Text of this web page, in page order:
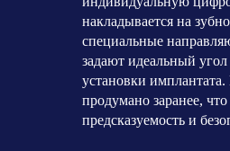
накладывается на
специальные
задают идеальный
установки имплантата.
продумано заранее,
предсказуемость и